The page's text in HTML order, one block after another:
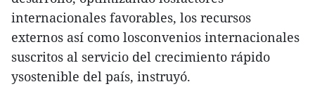
internacionales favorables, los recursos
externos así como losconvenios internacionales
suscritos al servicio del crecimiento rápido
ysostenible del país, instruyó.